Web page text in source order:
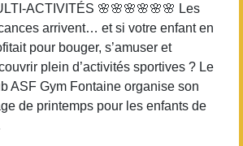
ACTIVITÉS 🌸🌸🌸🌸🌸🌸 Les
arrivent… et si votre enfant en
pour bouger, s’amuser et
plein d’activités sportives ? Le
ASF Gym Fontaine organise son
de printemps pour les enfants de